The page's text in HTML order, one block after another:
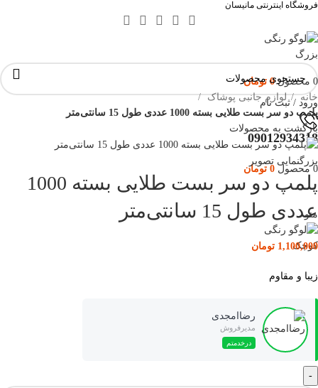
فروشگاه اینترنتی مانیسان
ورود / ثبت نام
09012934318
0 محصول 0 تومان
جستجو
منو
0 محصول 0 تومان
خانه
لوازم جانبی پوشاک
پلمپ دو سر بست طلایی بسته 1000 عددی طول 15 سانتی‌متر
بازگشت به محصولات
بزرگنمایی تصویر
پلمپ دو سر بست طلایی بسته 1000
عددی طول 15 سانتی‌متر
1,100,000 تومان
زیبا و مقاوم
رضاامجدی
مدیرفروش
درخدمتم